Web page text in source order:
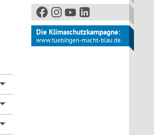
Die Klimaschutzkampagne:
www.tuebingen-macht-blau.de